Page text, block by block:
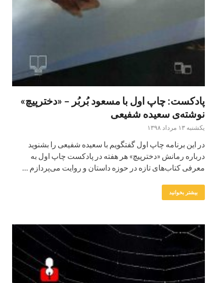
پادکست: چاپ اول با مسعود بُربُر – «دخترپیچ»
نوشته‌ی سعیده شفیعی
یکشنبه ۱۳ مرداد ۱۳۹۸
در این برنامه چاپ اول گفتگویم با سعیده شفیعی را بشنوید
درباره رمانش «دخترپیچ» هر هفته در پادکست چاپ اول به
معرفی کتاب‌های تازه در حوزه داستان و روایت می‌پردازم …
بیشتر بخوانید